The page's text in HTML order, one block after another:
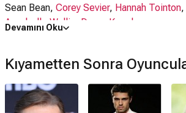
Sean Bean, Corey Sevier, Hannah Tointon,
Annabelle Wallis
Danny Keogh
Kıyametten Sonra filmiAlmanya,Güney
Kaç saat?
Devamını Oku
Kıyametten Sonra